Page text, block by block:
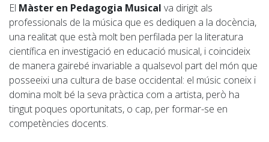
El Màster en Pedagogia Musical va dirigit als
professionals de la música que es dediquen a la docència,
una realitat que està molt ben perfilada per la literatura
científica en investigació en educació musical, i coincideix
de manera gairebé invariable a qualsevol part del món que
posseeixi una cultura de base occidental: el músic coneix i
domina molt bé la seva pràctica com a artista, però ha
tingut poques oportunitats, o cap, per formar-se en
competències docents.